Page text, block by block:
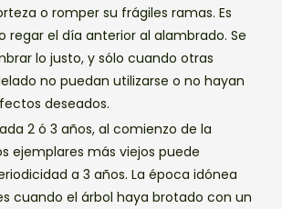
o romper su frágiles ramas. Es
regar el día anterior al alambrado. Se
lo justo, y sólo cuando otras
no puedan utilizarse o no hayan
deseados.
2 ó 3 años, al comienzo de la
ejemplares más viejos puede
a 3 años. La época idónea
cuando el árbol haya brotado con un